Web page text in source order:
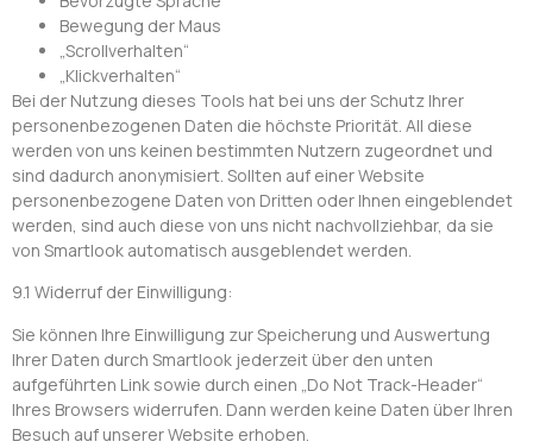
Bewegung der Maus
„Scrollverhalten“
„Klickverhalten“
Bei der Nutzung dieses Tools hat bei uns der Schutz Ihrer
personenbezogenen Daten die höchste Priorität. All diese
werden von uns keinen bestimmten Nutzern zugeordnet und
sind dadurch anonymisiert. Sollten auf einer Website
personenbezogene Daten von Dritten oder Ihnen eingeblendet
werden, sind auch diese von uns nicht nachvollziehbar, da sie
von Smartlook automatisch ausgeblendet werden.
9.1 Widerruf der Einwilligung:
Sie können Ihre Einwilligung zur Speicherung und Auswertung
Ihrer Daten durch Smartlook jederzeit über den unten
aufgeführten Link sowie durch einen „Do Not Track-Header“
Ihres Browsers widerrufen. Dann werden keine Daten über Ihren
Besuch auf unserer Website erhoben.